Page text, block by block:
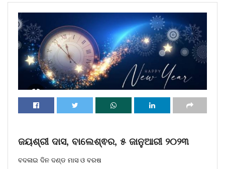
ଜୟଶ୍ରୀ ଦାସ, ବାଲେଶ୍ଵର, ୫ ଜାନୁଆରୀ ୨୦୨୩
ବଦଳାଇ ଦିନ ଦଣ୍ଡ ମାସ ଓ ବରଷ